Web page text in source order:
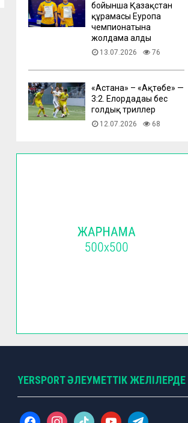
бойынша Қазақстан
құрамасы Еуропа
чемпионатына
жолдама алды
13.07.2026 76
​«Астана» – «Ақтөбе» —
3:2. Елордадағы бес
голдық триллер
12.07.2026 68
YERSPORT ӘЛЕУМЕТТІК ЖЕЛІЛЕРДЕ
f i t y t